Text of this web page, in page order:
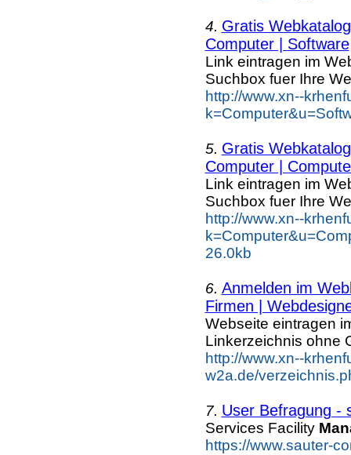
4. Gratis
Computer | Software
Link eintragen im
Suchbox fuer Ihre
http://www.xn--
5. Gratis
Computer |
Link eintragen im
Suchbox fuer Ihre
http://www.xn--
26.0kb
6. Anmelden im
Firmen |
Webseite eintragen
Linkerzeichnis ohne
http://www.xn--
w2a.de/
7. User Befragung -
Services Facility
https://www.sauter-